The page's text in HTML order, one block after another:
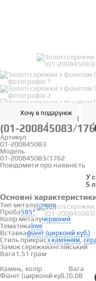
Хочу в подарунок
Золоті сережки з
(01-200845083/
Артикул
01-200845083
Модель
01-200845083/1762
Повідомити про наявність
У
5
Основні
Тип металузолото
Проба585°
Колір металучервоний
Тематика love
Вставкафіаніт (цирконій куб.)
Стиль прикрасз камінням ,
Замок сережкианглійський
Вага1.51 грам
Камінь, колір
Вага
Фіаніт (цирконій куб.)0.08